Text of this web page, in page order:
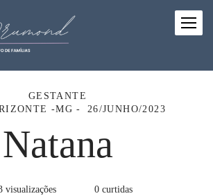
GESTANTE
-MG
26/JUNHO/2023
Natana
visualizações 0 curtidas